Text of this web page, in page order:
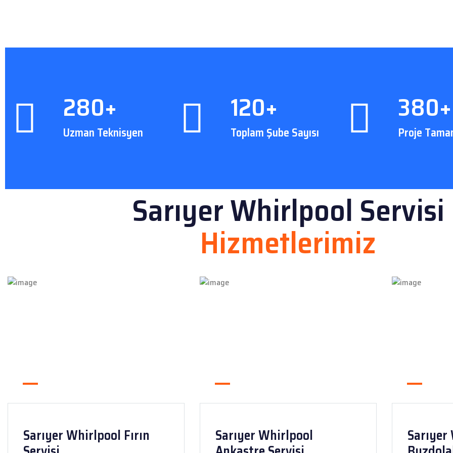
280+
Uzman Teknisyen
120+
Toplam Şube Sayısı
380+
Proje
Sarıyer Whirlpool Servisi
Hizmetlerimiz
Sarıyer Whirlpool Fırın Sarıyer Whirlpool